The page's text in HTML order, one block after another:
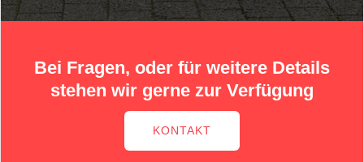
Bei Fragen, oder für weitere Details
stehen wir gerne zur Verfügung
KONTAKT